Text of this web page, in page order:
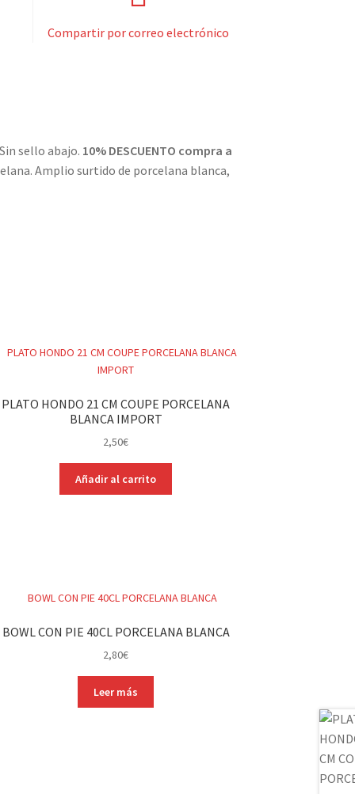
Compartir por correo electrónico
sello abajo. 10% DESCUENTO compra a
Amplio surtido de porcelana blanca,
PLATO HONDO 21 CM COUPE PORCELANA
BLANCA IMPORT
2,50€
Añadir al carrito
BOWL CON PIE 40CL PORCELANA BLANCA
2,80€
Leer más